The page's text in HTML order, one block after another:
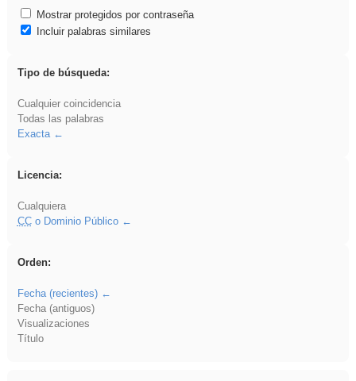
Mostrar protegidos por contraseña
Incluir palabras similares
Tipo de búsqueda:
Cualquier coincidencia
Todas las palabras
Exacta
Licencia:
Cualquiera
CCo Dominio Público
Orden:
Fecha (recientes)
Fecha (antiguos)
Visualizaciones
Título